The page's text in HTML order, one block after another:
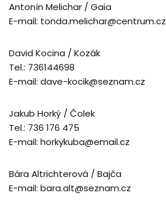
Antonín Melichar / Gaia
E-mail: tonda.melichar@centrum.cz
David Kocina / Kozák
Tel.: 736144698
E-mail: dave-kocik@seznam.cz
Jakub Horký / Čolek
Tel.: 736 176 475
E-mail: horkykuba@email.cz
Bára Altrichterová / Bajča
E-mail: bara.alt@seznam.cz